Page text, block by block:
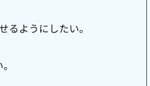
ようにしたい。